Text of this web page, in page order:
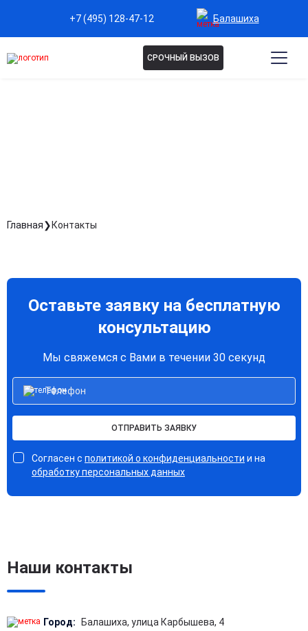
+7 (495) 128-47-12 Балашиха
СРОЧНЫЙ ВЫЗОВ
Главная Контакты
Оставьте заявку на бесплатную
консультацию
Мы свяжемся с Вами в течении 30 секунд
ОТПРАВИТЬ ЗАЯВКУ
Согласен с политикой о конфиденциальности и на
обработку персональных данных
Наши контакты
Город: Балашиха, улица Карбышева, 4